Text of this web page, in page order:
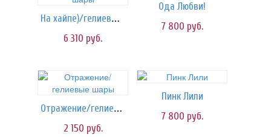
На хайпе)/гелиевые шары
6 310 руб.
Ода Любви!
7 800 руб.
Отражение/гелиевые шары
2 150 руб.
Пинк Лили
7 800 руб.